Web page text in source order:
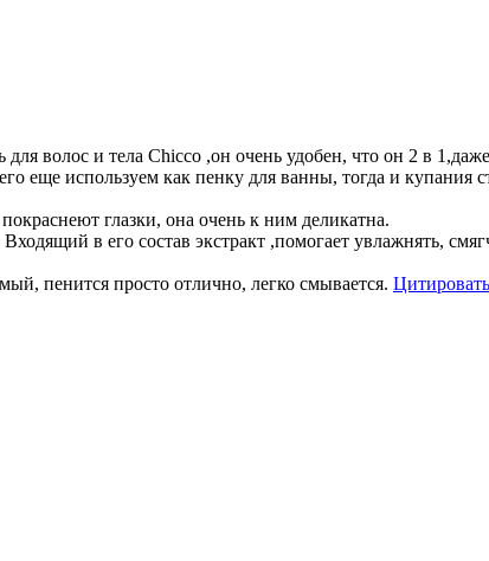
волос и тела Chicco ,он очень удобен, что он 2 в
еще используем как пенку для ванны, тогда и купания
глазки, она очень к ним деликатна.
в его состав экстракт ,помогает увлажнять,
пенится просто отлично, легко смывается. Цитировать